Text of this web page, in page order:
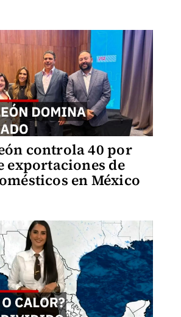
controla 40 por
exportaciones de
en México